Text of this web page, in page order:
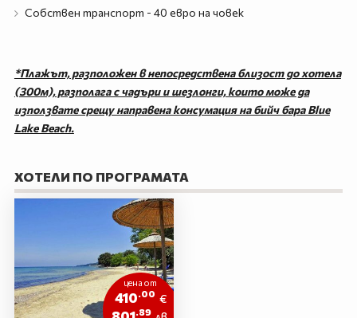
Собствен транспорт - 40 евро на човек
*Плажът, разположен в непосредствена близост до хотела
(300м), разполага с чадъри и шезлонги, които може да
използвате срещу направена консумация на бийч бара Blue
Lake Beach.
ХОТЕЛИ ПО ПРОГРАМАТА
цена от
410.00 €
.89